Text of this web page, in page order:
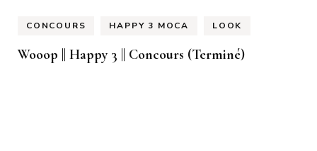
CONCOURS HAPPY 3 MOCA LOOK
Wooop || Happy 3 || Concours (Terminé)